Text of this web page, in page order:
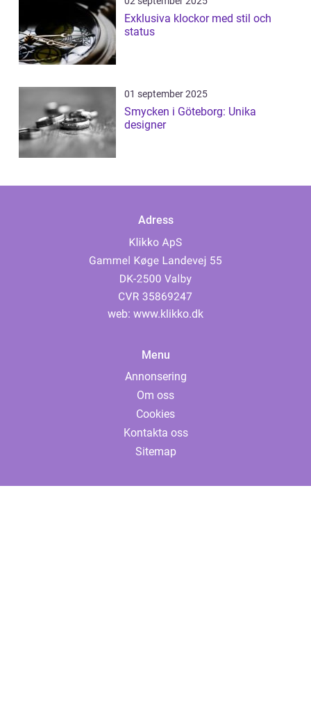
Exklusiva klockor med stil och
status
01 september 2025
Smycken i Göteborg: Unika
designer
Adress
web: www.klikko.dk
Menu
Annonsering
Om oss
Cookies
Kontakta oss
Sitemap